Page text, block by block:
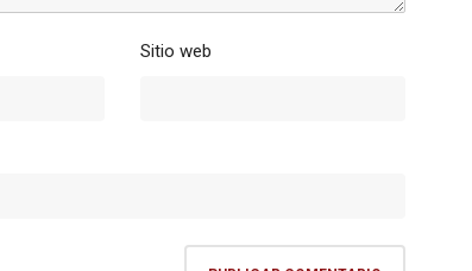
Sitio web